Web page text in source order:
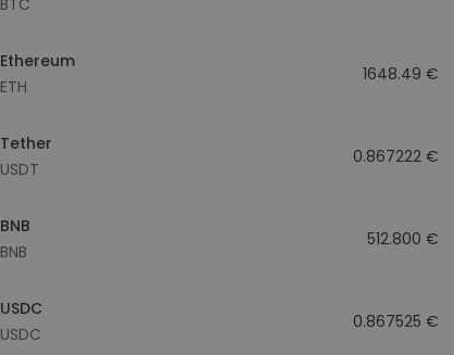
Ethereum
ETH
1648.49 €
Tether
USDT
0.867222 €
BNB
BNB
512.800 €
USDC
USDC
0.867525 €